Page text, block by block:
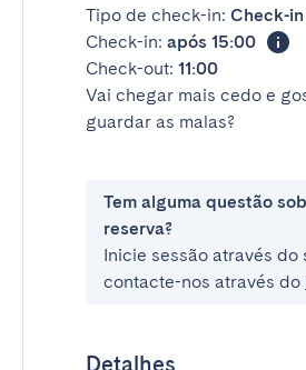
Tipo de check-in: Check-
Check-in: após 15:00
Check-out: 11:00
Vai chegar mais cedo e
guardar as malas?
Tem alguma questão
reserva?
Inicie sessão através do
contacte-nos através do
Detalhes